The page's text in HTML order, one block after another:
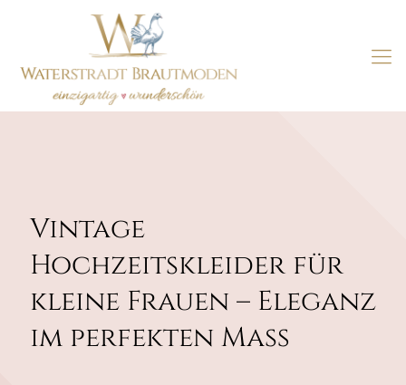
Vintage
Hochzeitskleider für
kleine Frauen – Eleganz
im perfekten Maß